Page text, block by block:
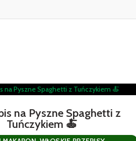
na Pyszne Spaghetti z
Tuńczykiem 🍝